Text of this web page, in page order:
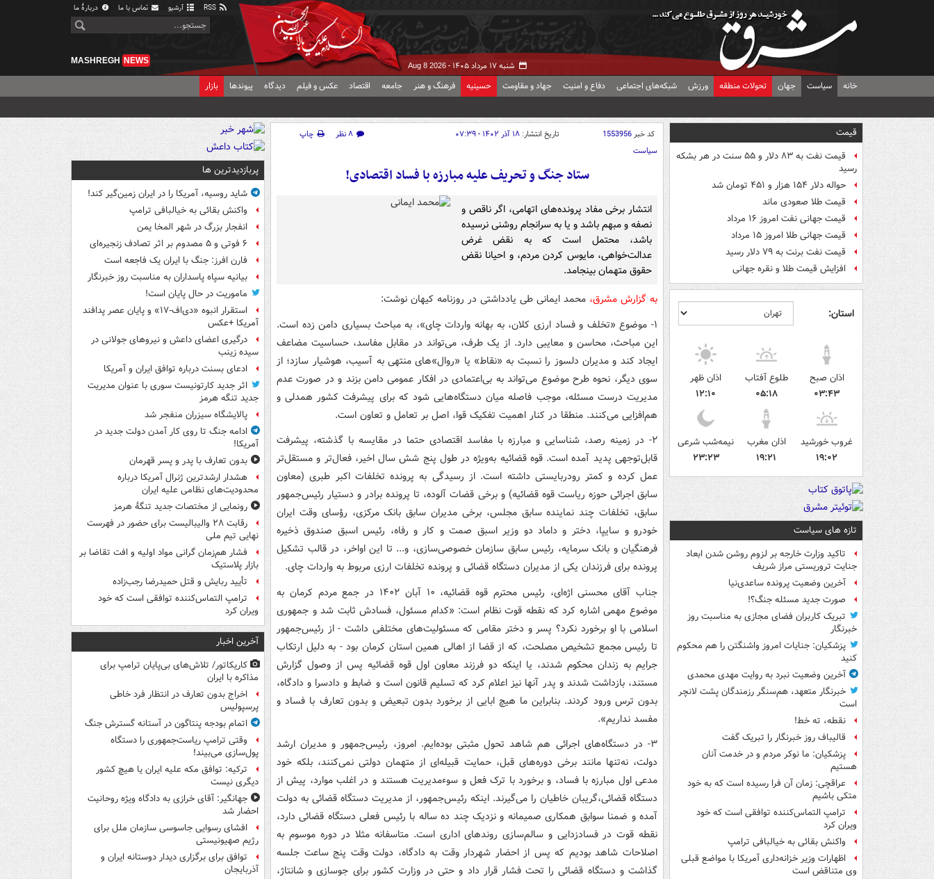
آرشیو تماس با ما دربارهٔ ما
شنبه ۱۷ مرداد ۱۴۰۵ - Aug 8 2026
MASHREGH NEWS
خانه سیاست جهان تحولات منطقه ورزش شبکه‌های اجتماعی دفاع و امنیت جهاد و مقاومت حسینیه فرهنگ و هنر جامعه اقتصاد عکس و فیلم دیدگاه پیوندها بازار
قیمت
قیمت نفت به ۸۳ دلار و ۵۵ سنت در هر بشکه
رسید
حواله دلار ۱۵۴ هزار و ۴۵۱ تومان شد
قیمت طلا صعودی ماند
قیمت جهانی نفت امروز ۱۶ مرداد
قیمت جهانی طلا امروز ۱۵ مرداد
قیمت نفت برنت به ۷۹ دلار رسید
افزایش قیمت طلا و نقره جهانی
استان:
اذان صبح
۰۳:۴۳
طلوع آفتاب
۰۵:۱۸
اذان ظهر
۱۲:۱۰
غروب خورشید
۱۹:۰۲
اذان مغرب
۱۹:۲۱
نیمه‌شب شرعی
۲۳:۲۳
تازه های سیاست
تاکید وزارت خارجه بر لزوم روشن شدن ابعاد
جنایت تروریستی مراز شریف
آخرین وضعیت پرونده ساعدی‌نیا
صورت جدید مسئله جنگ؟!
تبریک کاربران فضای مجازی به مناسبت روز
خبرنگار
پزشکیان: جنایات امروز واشنگتن را هم محکوم
کنید
آخرین وضعیت نبرد به روایت مهدی محمدی
خبرنگار متعهد، هم‌سنگر رزمندگان پشت لانچر
است
نقطه، ته خط!
قالیباف روز خبرنگار را تبریک گفت
پزشکیان: ما نوکر مردم و در خدمت آنان
هستیم
عراقچی: زمان آن فرا رسیده است که به خود
متکی باشیم
ترامپ التماس‌کننده توافقی است که خود
ویران کرد
واکنش بقائی به خیالبافی ترامپ
اظهارات وزیر خزانه‌داری آمریکا با مواضع قبلی
وی متناقض است
کد خبر1553956 تاریخ انتشار: ۱۸ آذر ۱۴۰۲ - ۰۷:۳۹ ۸ نظر
چاپ
سیاست
ستاد جنگ و تحریف علیه مبارزه با فساد اقتصادی!
انتشار برخی مفاد پرونده‌های اتهامی، اگر ناقص و
نصفه و مبهم باشد و یا به سرانجام روشنی نرسیده
باشد، محتمل است که به نقض غرض
عدالت‌خواهی، مایوس کردن مردم، و احیانا نقض
حقوق متهمان بینجامد.
به گزارش مشرق، محمد ایمانی طی یادداشتی در روزنامه کیهان نوشت:
۱- موضوع «تخلف و فساد ارزی کلان، به بهانه واردات چای»، به مباحث بسیاری دامن زده است.
این مباحث، محاسن و معایبی دارد. از یک طرف، می‌تواند در مقابل مفاسد، حساسیت مضاعف
ایجاد کند و مدیران دلسوز را نسبت به «نقاط» یا «روال»‌های منتهی به آسیب، هوشیار سازد؛ از
سوی دیگر، نحوه طرح موضوع می‌تواند به بی‌اعتمادی در افکار عمومی دامن بزند و در صورت عدم
مدیریت درست مسئله، موجب فاصله میان دستگاه‌هایی شود که برای پیشرفت کشور همدلی و
هم‌افزایی می‌کنند. منطقا در کنار اهمیت تفکیک قوا، اصل بر تعامل و تعاون است.
۲- در زمینه رصد، شناسایی و مبارزه با مفاسد اقتصادی حتما در مقایسه با گذشته، پیشرفت
قابل‌توجهی پدید آمده است. قوه قضائیه به‌ویژه در طول پنج شش سال اخیر، فعال‌تر و مستقل‌تر
عمل کرده و کمتر رودربایستی داشته است. از رسیدگی به پرونده تخلفات اکبر طبری (معاون
سابق اجرائی حوزه ریاست قوه قضائیه) و برخی قضات آلوده، تا پرونده برادر و دستیار رئیس‌جمهور
سابق، تخلفات چند نماینده سابق مجلس، برخی مدیران سابق بانک مرکزی، رؤسای وقت ایران
خودرو و سایپا، دختر و داماد دو وزیر اسبق صمت و کار و رفاه، رئیس اسبق صندوق ذخیره
فرهنگیان و بانک سرمایه، رئیس سابق سازمان خصوصی‌سازی، و... تا این اواخر، در قالب تشکیل
پرونده برای فرزندان یکی از مدیران دستگاه قضائی و پرونده تخلفات ارزی مربوط به واردات چای.
جناب آقای محسنی اژه‌ای، رئیس محترم قوه قضائیه، ۱۰ آبان ۱۴۰۲ در جمع مردم کرمان به
موضوع مهمی اشاره کرد که نقطه قوت نظام است: «کدام مسئول، فسادش ثابت شد و جمهوری
اسلامی با او برخورد نکرد؟ پسر و دختر مقامی که مسئولیت‌های مختلفی داشت - از رئیس‌جمهور
تا رئیس مجمع تشخیص مصلحت، که از قضا از اهالی همین استان کرمان بود - به دلیل ارتکاب
جرایم به زندان محکوم شدند، یا اینکه دو فرزند معاون اول قوه قضائیه پس از وصول گزارش
مستند، بازداشت شدند و پدر آنها نیز اعلام کرد که تسلیم قانون است و ضابط و دادسرا و دادگاه،
بدون ترس ورود کردند. بنابراین ما هیچ ابایی از برخورد بدون تبعیض و بدون تعارف با فساد و
مفسد نداریم».
۳- در دستگاه‌های اجرائی هم شاهد تحول مثبتی بوده‌ایم. امروز، رئیس‌جمهور و مدیران ارشد
دولت، نه‌تنها مانند برخی دوره‌های قبل، حمایت قبیله‌ای از متهمان دولتی نمی‌کنند، بلکه خود
مدعی اول مبارزه با فساد، و برخورد با ترک فعل و سوءمدیریت هستند و در اغلب موارد، پیش از
دستگاه قضائی،‌گریبان خاطیان را می‌گیرند. اینکه رئیس‌جمهور، از مدیریت دستگاه قضائی به دولت
آمده و ضمنا سوابق همکاری صمیمانه و نزدیک چند ده ساله با رئیس فعلی دستگاه قضائی دارد،
نقطه قوت در فسادزدایی و سالم‌سازی روندهای اداری است. متاسفانه مثلا در دوره موسوم به
اصلاحات شاهد بودیم که پس از احضار شهردار وقت به دادگاه، دولت وقت پنج ساعت جلسه
گذاشت و دستگاه قضائی را تحت فشار قرار داد و حتی در وزارت کشور برای جوسازی و ‌شانتاژ،
پربازدیدترین ها
شاید روسیه، آمریکا را در ایران زمین‌گیر کند!
واکنش بقائی به خیالبافی ترامپ
انفجار بزرگ در شهر المخا یمن
۶ فوتی و ۵ مصدوم بر اثر تصادف زنجیره‌ای
فارن افرز: جنگ با ایران یک فاجعه است
بیانیه سپاه پاسداران به مناسبت روز خبرنگار
ماموریت در حال پایان است!
استقرار انبوه «دی‌اف‑۱۷» و پایان عصر پدافند
آمریکا +عکس
درگیری اعضای داعش و نیروهای جولانی در
سیده زینب
ادعای بسنت درباره توافق ایران و آمریکا
اثر جدید کارتونیست سوری با عنوان مدیریت
جدید تنگه هرمز
پالایشگاه سیزران منفجر شد
ادامه جنگ تا روی کار آمدن دولت جدید در
آمریکا!
بدون تعارف با پدر و پسر قهرمان
هشدار ارشدترین ژنرال آمریکا درباره
محدودیت‌های نظامی علیه ایران
رونمایی از مختصات جدید تنگۀ هرمز
رقابت ۲۸ والیبالیست برای حضور در فهرست
نهایی تیم ملی
فشار هم‌زمان گرانی مواد اولیه و افت تقاضا بر
بازار پلاستیک
تأیید ربایش و قتل حمیدرضا رجب‌زاده
ترامپ التماس‌کننده توافقی است که خود
ویران کرد
آخرین اخبار
کاریکاتور/ تلاش‌های بی‌پایان ترامپ برای
مذاکره با ایران
اخراج بدون تعارف در انتظار فرد خاطی
پرسپولیس
اتمام بودجه پنتاگون در آستانه گسترش جنگ
وقتی ترامپ ریاست‌جمهوری را دستگاه
پول‌سازی می‌بیند!
ترکیه: توافق مکه علیه ایران یا هیچ کشور
دیگری نیست
جهانگیر: آقای خرازی به دادگاه ویژه روحانیت
احضار شد
افشای رسوایی جاسوسی سازمان ملل برای
رژیم صهیونیستی
توافق برای برگزاری دیدار دوستانه ایران و
آذربایجان